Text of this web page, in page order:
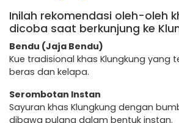
Inilah rekomendasi oleh-oleh
dicoba saat berkunjung ke
Bendu (Jaja Bendu)
Kue tradisional khas Klungkung yang
beras dan kelapa.
Serombotan Instan
Sayuran khas Klungkung dengan
dibawa pulang dalam bentuk instan.